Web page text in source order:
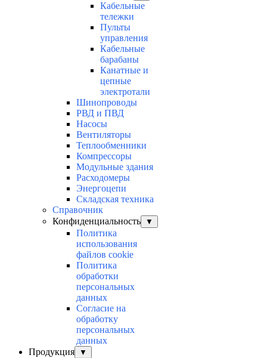
Кабельные
тележки
Пульты
управления
Кабельные
барабаны
Канатные и
цепные
электротали
Шинопроводы
РВД и ПВД
Насосы
Вентиляторы
Теплообменники
Компрессоры
Модульные здания
Расходомеры
Энергоцепи
Складская техника
Справочник
Конфиденциальность
▼
Политика
использования
файлов cookie
Политика
обработки
персональных
данных
Согласие на
обработку
персональных
данных
Продукция
▼